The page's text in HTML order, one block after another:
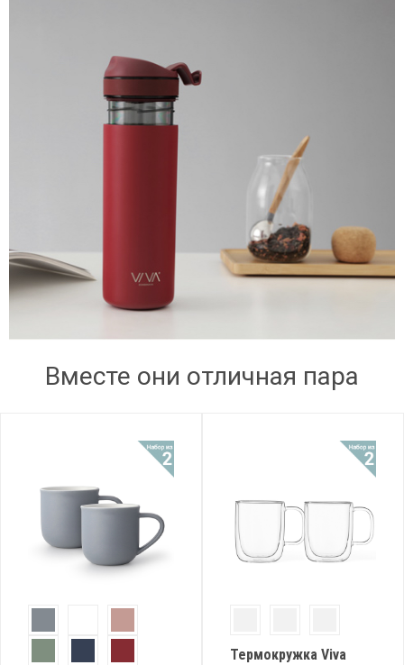
Вместе они отличная пара
Термокружка Viva